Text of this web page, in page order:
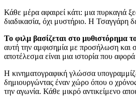
Κάθε μέρα αφαιρεί κάτι: μια πυρκαγιά
διαδικασία, όχι μυστήριο. Η Τσαγγάρη
Το φιλμ βασίζεται στο μυθιστόρημα
αυτή την αμφισημία με προσήλωση και
αποτέλεσμα είναι μια ιστορία που
Η κινηματογραφική γλώσσα
δημιουργώντας έναν χώρο όπου ο
την αγωνία. Κάθε μικρό αντικείμενο